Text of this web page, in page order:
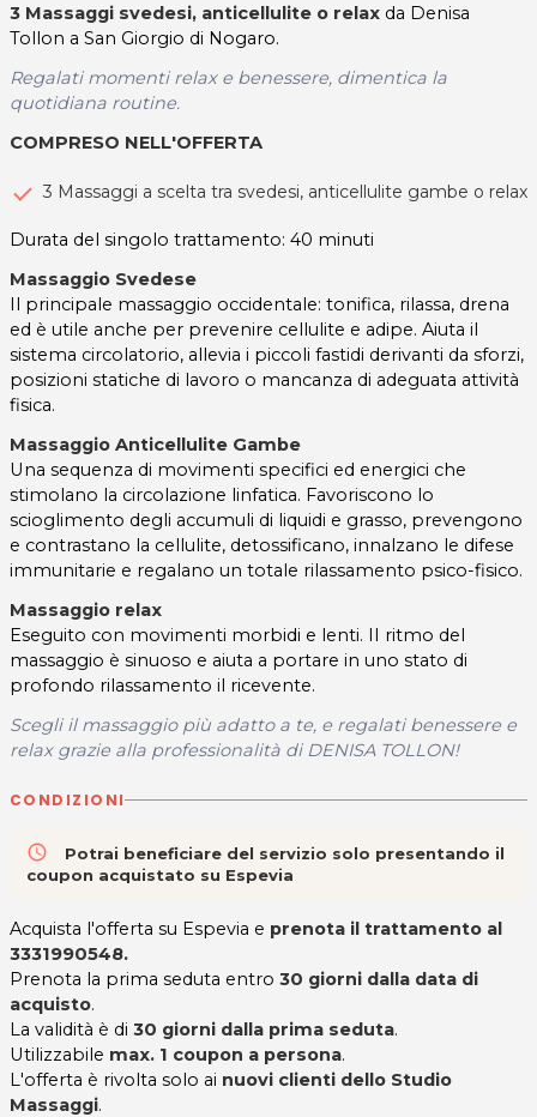
3 Massaggi svedesi, anticellulite o relax da Denisa
Tollon a San Giorgio di Nogaro.
Regalati momenti relax e benessere, dimentica la
quotidiana routine.
COMPRESO NELL'OFFERTA
3 Massaggi a scelta tra svedesi, anticellulite gambe o relax
Durata del singolo trattamento: 40 minuti
Massaggio Svedese
Il principale massaggio occidentale: tonifica, rilassa, drena
ed è utile anche per prevenire cellulite e adipe. Aiuta il
sistema circolatorio, allevia i piccoli fastidi derivanti da sforzi,
posizioni statiche di lavoro o mancanza di adeguata attività
fisica.
Massaggio Anticellulite Gambe
Una sequenza di movimenti specifici ed energici che
stimolano la circolazione linfatica. Favoriscono lo
scioglimento degli accumuli di liquidi e grasso, prevengono
e contrastano la cellulite, detossificano, innalzano le difese
immunitarie e regalano un totale rilassamento psico-fisico.
Massaggio relax
Eseguito con movimenti morbidi e lenti. II ritmo del
massaggio è sinuoso e aiuta a portare in uno stato di
profondo rilassamento il ricevente.
Scegli il massaggio più adatto a te, e regalati benessere e
relax grazie alla professionalità di DENISA TOLLON!
CONDIZIONI
access_time
Potrai beneficiare del servizio solo presentando il
coupon acquistato su Espevia
Acquista l'offerta su Espevia e prenota il trattamento al
3331990548.
Prenota la prima seduta entro 30 giorni dalla data di
acquisto.
La validità è di 30 giorni dalla prima seduta.
Utilizzabile max. 1 coupon a persona.
L'offerta è rivolta solo ai nuovi clienti dello Studio
Massaggi.